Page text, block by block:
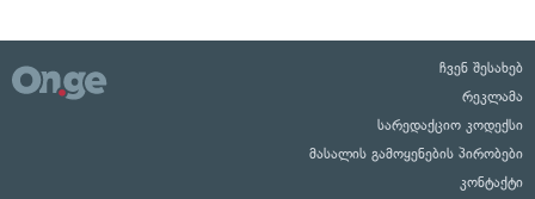
ჩვენ შესახებ
რეკლამა
სარედაქციო კოდექსი
მასალის გამოყენების პირობები
კონტაქტი